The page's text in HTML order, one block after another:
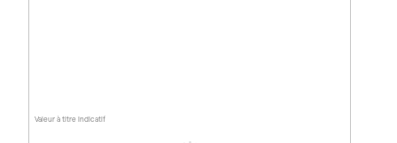
Valeur à titre indicatif